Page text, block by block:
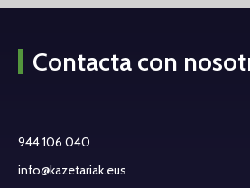
Contacta con
944 106 040
info@kazetariak.eus